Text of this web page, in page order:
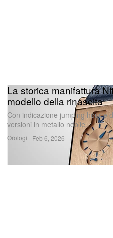
Orologi
La storica manifattura
modello della rinascita
Con indicazione jumping hour e
versioni in metallo nobile.
Feb 6, 2026